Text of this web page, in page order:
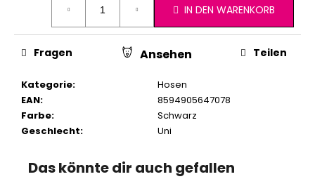
IN DEN WARENKORB
Kategorie:
Hosen
EAN:
8594905647078
Farbe:
Schwarz
Geschlecht: Uni
Fragen Ansehen Teilen
Das könnte dir auch gefallen